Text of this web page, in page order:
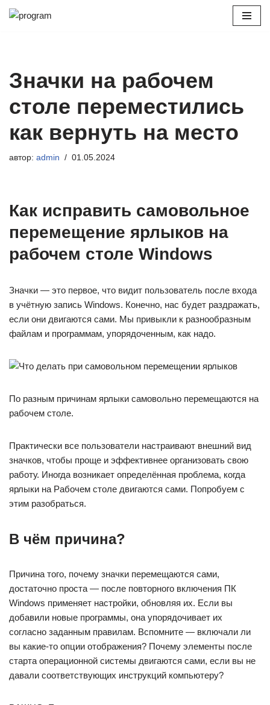
Значки на рабочем
столе переместились
как вернуть на место
автор: admin 01.05.2024
Как исправить самовольное
перемещение ярлыков на
рабочем столе Windows
Значки — это первое, что видит пользователь после входа
в учётную запись Windows. Конечно, нас будет раздражать,
если они двигаются сами. Мы привыкли к разнообразным
файлам и программам, упорядоченным, как надо.
По разным причинам ярлыки самовольно перемещаются на
рабочем столе.
Практически все пользователи настраивают внешний вид
значков, чтобы проще и эффективнее организовать свою
работу. Иногда возникает определённая проблема, когда
ярлыки на Рабочем столе двигаются сами. Попробуем с
этим разобраться.
В чём причина?
Причина того, почему значки перемещаются сами,
достаточно проста — после повторного включения ПК
Windows применяет настройки, обновляя их. Если вы
добавили новые программы, она упорядочивает их
согласно заданным правилам. Вспомните — включали ли
вы какие-то опции отображения? Почему элементы после
старта операционной системы двигаются сами, если вы не
давали соответствующих инструкций компьютеру?